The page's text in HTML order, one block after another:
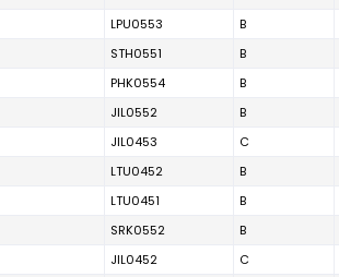
LPU0553 B
STH0551 B
PHK0554 B
JIL0552 B
JIL0453 C
LTU0452 B
LTU0451 B
SRK0552 B
JIL0452 C